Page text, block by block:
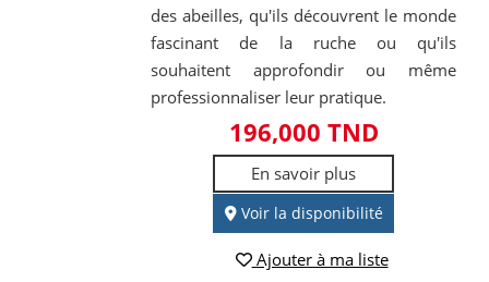
des abeilles, qu'ils découvrent le monde
fascinant de la ruche ou qu'ils
souhaitent approfondir ou même
professionnaliser leur pratique.
196,000 TND
En savoir plus
Voir la disponibilité
Ajouter à ma liste